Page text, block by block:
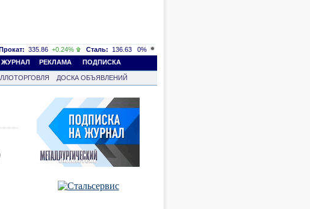
335.86 +0.24% Сталь: 136.63
0%
ЖУРНАЛ РЕКЛАМА ПОДПИСКА
ДОСКА ОБЪЯВЛЕНИЙ